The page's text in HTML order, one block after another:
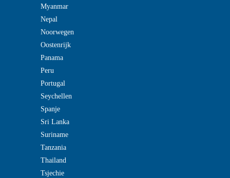
Myanmar
Nepal
Noorwegen
Oostenrijk
Panama
Peru
Portugal
Seychellen
Spanje
Sri Lanka
Suriname
Tanzania
Thailand
Tsjechie